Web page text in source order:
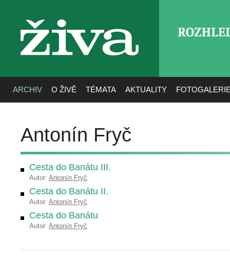
živa
ARCHIV O ŽIVĚ TÉMATA AKTUALITY
Antonín Fryč
Cesta do Banátu III.
Autor: Antonín Fryč
Cesta do Banátu II.
Autor: Antonín Fryč
Cesta do Banátu
Autor: Antonín Fryč